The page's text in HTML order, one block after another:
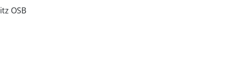
OSB